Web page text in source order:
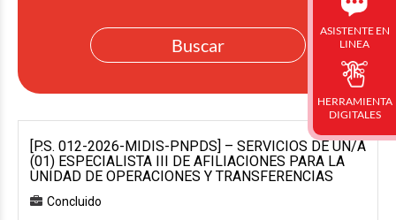
[P.S. 012-2026-MIDIS-PNPDS] – SERVICIOS DE UN/A
(01) ESPECIALISTA III DE AFILIACIONES PARA LA
UNIDAD DE OPERACIONES Y TRANSFERENCIAS
Concluido
ASISTENTE EN
LINEA
HERRAMIENTA
DIGITALES